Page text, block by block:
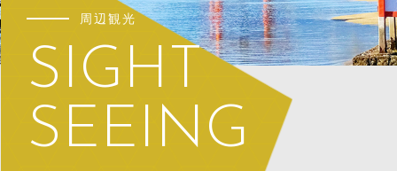
周辺観光
SIGHT
SEEING